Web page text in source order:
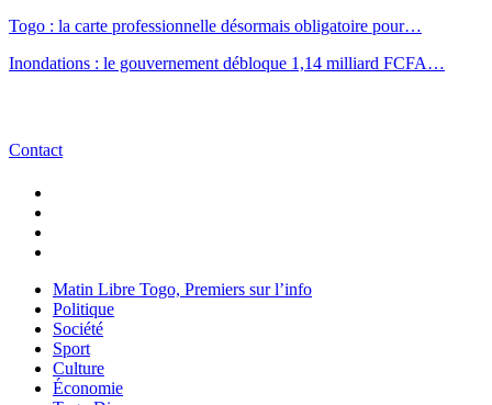
Togo : la carte professionnelle désormais obligatoire pour…
Inondations : le gouvernement débloque 1,14 milliard FCFA…
Contact
Matin Libre Togo, Premiers sur l’info
Politique
Société
Sport
Culture
Économie